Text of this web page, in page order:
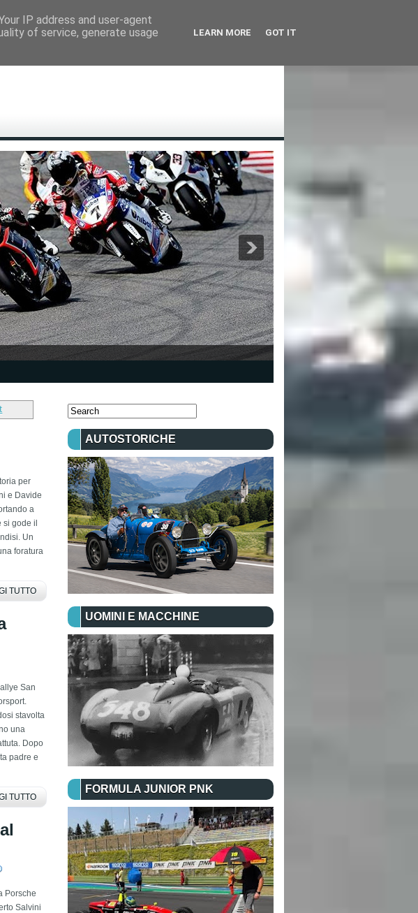
per
e Davide
a
si gode il
Un
foratura
TUTTO
San
stavolta
una
Dopo
padre e
TUTTO
Porsche
Salvini
AUTOSTORICHE
UOMINI E MACCHINE
FORMULA JUNIOR PNK
IP address and user-agent
of service, generate usage
LEARN MORE GOT IT